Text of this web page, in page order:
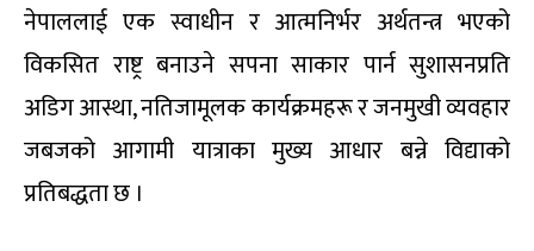
नेपाललाई एक स्वाधीन र आत्मनिर्भर अर्थतन्त्र भएको
विकसित राष्ट्र बनाउने सपना साकार पार्न सुशासनप्रति
अडिग आस्था, नतिजामूलक कार्यक्रमहरू र जनमुखी व्यवहार
जबजको आगामी यात्राका मुख्य आधार बन्ने विद्याको
प्रतिबद्धता छ ।